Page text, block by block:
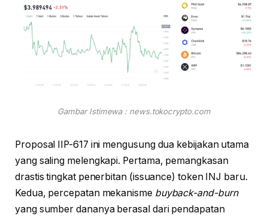
Gambar Istimewa : news.tokocrypto.com
Proposal IIP-617 ini mengusung dua kebijakan utama
yang saling melengkapi. Pertama, pemangkasan
drastis tingkat penerbitan (issuance) token INJ baru.
Kedua, percepatan mekanisme buyback-and-burn
yang sumber dananya berasal dari pendapatan